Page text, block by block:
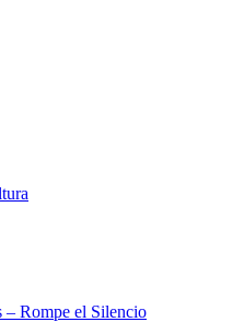
– Rompe el Silencio